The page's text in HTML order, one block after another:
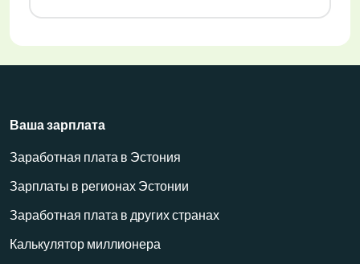
Ваша зарплата
Заработная плата в Эстония
Зарплаты в регионах Эстонии
Заработная плата в других странах
Калькулятор миллионера